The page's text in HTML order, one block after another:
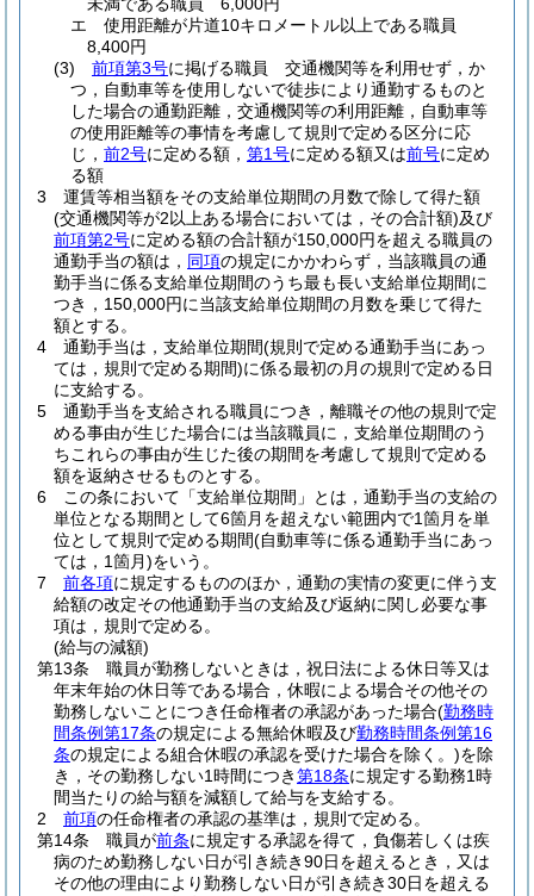
エ
使用距離が片道10キロメートル以上である職員
8,400円
(3)
前項第3号に掲げる職員 交通機関等を利用せず，か
つ，自動車等を使用しないで徒歩により通勤するものと
した場合の通勤距離，交通機関等の利用距離，自動車等
の使用距離等の事情を考慮して規則で定める区分に応
じ， 前2号に定める額， 第1号に定める額又は前号に定め
る額
3
運賃等相当額をその支給単位期間の月数で除して得た額
(交通機関等が2以上ある場合においては，その合計額)及び
前項第2号に定める額の合計額が150,000円を超える職員の
通勤手当の額は， 同項の規定にかかわらず，当該職員の通
勤手当に係る支給単位期間のうち最も長い支給単位期間に
つき，150,000円に当該支給単位期間の月数を乗じて得た
額とする。
4
通勤手当は，支給単位期間(規則で定める通勤手当にあっ
ては，規則で定める期間)に係る最初の月の規則で定める日
に支給する。
5
通勤手当を支給される職員につき，離職その他の規則で定
める事由が生じた場合には当該職員に，支給単位期間のう
ちこれらの事由が生じた後の期間を考慮して規則で定める
額を返納させるものとする。
6
この条において「支給単位期間」とは，通勤手当の支給の
単位となる期間として6箇月を超えない範囲内で1箇月を単
位として規則で定める期間(自動車等に係る通勤手当にあっ
ては，1箇月)をいう。
7
前各項に規定するもののほか，通勤の実情の変更に伴う支
給額の改定その他通勤手当の支給及び返納に関し必要な事
項は，規則で定める。
(給与の減額)
第13条
職員が勤務しないときは，祝日法による休日等又は
年末年始の休日等である場合，休暇による場合その他その
勤務しないことにつき任命権者の承認があった場合(勤務時
間条例第17条の規定による無給休暇及び勤務時間条例第16
条の規定による組合休暇の承認を受けた場合を除く。)を除
き，その勤務しない1時間につき第18条に規定する勤務1時
間当たりの給与額を減額して給与を支給する。
2
前項の任命権者の承認の基準は，規則で定める。
第14条
職員が前条に規定する承認を得て，負傷若しくは疾
病のため勤務しない日が引き続き90日を超えるとき，又は
その他の理由により勤務しない日が引き続き30日を超える